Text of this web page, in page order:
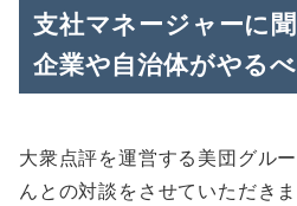
支社マネージャーに
企業や自治体がやる
大衆点評を運営する美団グル
んとの対談をさせていただきま